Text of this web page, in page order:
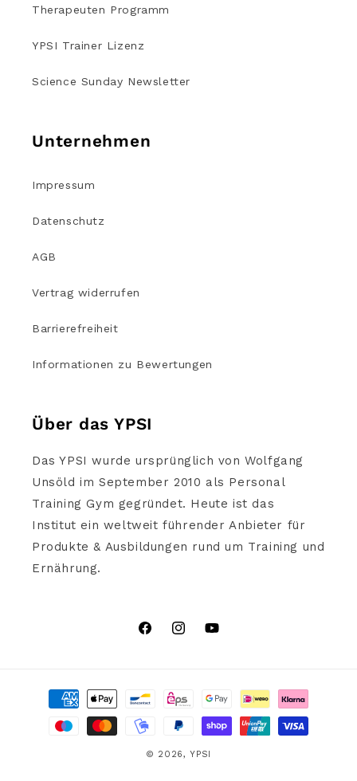
Therapeuten Programm
YPSI Trainer Lizenz
Science Sunday Newsletter
Unternehmen
Impressum
Datenschutz
AGB
Vertrag widerrufen
Barrierefreiheit
Informationen zu Bewertungen
Über das YPSI
Das YPSI wurde ursprünglich von Wolfgang
Unsöld im September 2010 als Personal
Training Gym gegründet. Heute ist das
Institut ein weltweit führender Anbieter für
Produkte & Ausbildungen rund um Training und
Ernährung.
FacebookInstagramYouTube
Zahlungsmethoden
© 2026,YPSI